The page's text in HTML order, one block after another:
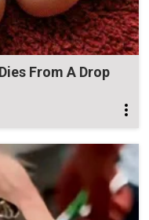
From A Drop